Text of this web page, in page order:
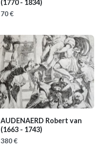
(1770 - 1834)
70 €
AUDENAERD Robert van
(1663 - 1743)
380 €